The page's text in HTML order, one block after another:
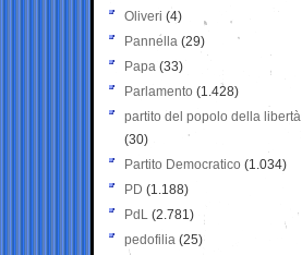
Oliveri (4)
Pannella (29)
Papa (33)
Parlamento (1.428)
partito del popolo della libertà
(30)
Partito Democratico (1.034)
PD (1.188)
PdL (2.781)
pedofilia (25)